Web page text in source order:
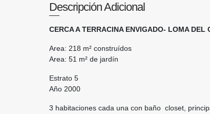
Descripción Adicional
CERCA A TERRACINA ENVIGADO- LOMA DEL
Area: 218 m² construídos
Area: 51 m² de jardín
Estrato 5
Año 2000
3 habitaciones cada una con baño closet,